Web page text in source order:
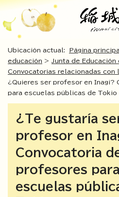
Ubicación actual: Página principal
educación >Junta de Educación
Convocatorias relacionadas con
¿Quieres ser profesor en Inagi?
para escuelas públicas de Tokio
¿Te gustaría
profesor en
Convocatoria
profesores para
escuelas